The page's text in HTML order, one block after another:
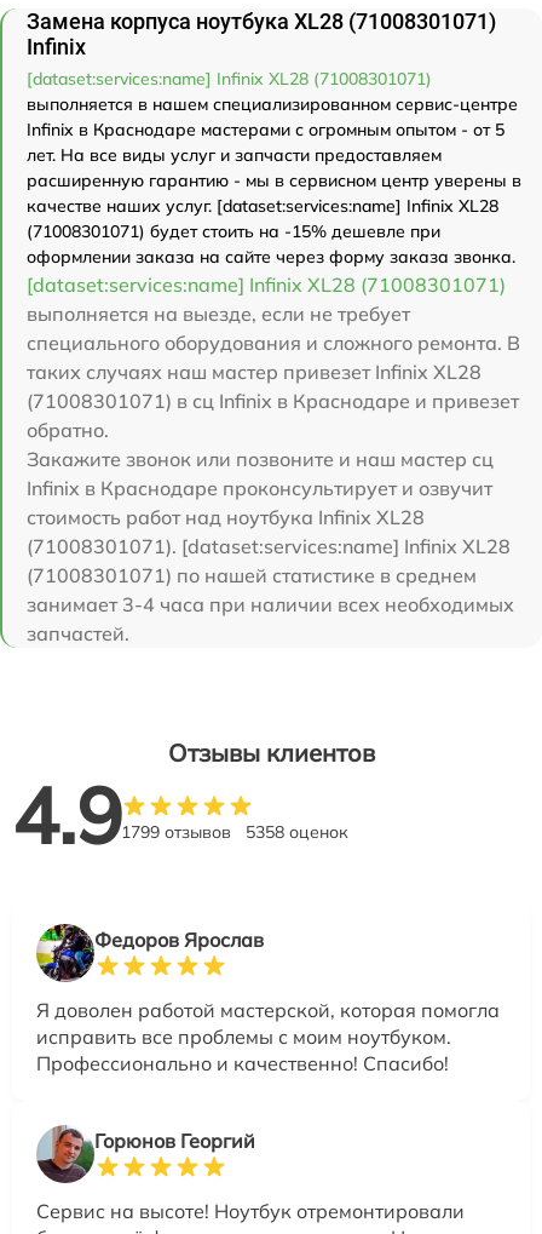
Замена корпуса ноутбука XL28 (71008301071)
Infinix
[dataset:services:name] Infinix XL28 (71008301071)
выполняется в нашем специализированном сервис-центре
Infinix в Краснодаре мастерами с огромным опытом - от 5
лет. На все виды услуг и запчасти предоставляем
расширенную гарантию - мы в сервисном центр уверены в
качестве наших услуг. [dataset:services:name] Infinix XL28
(71008301071) будет стоить на -15% дешевле при
оформлении заказа на сайте через форму заказа звонка.
[dataset:services:name] Infinix XL28 (71008301071)
выполняется на выезде, если не требует
специального оборудования и сложного ремонта. В
таких случаях наш мастер привезет Infinix XL28
(71008301071) в сц Infinix в Краснодаре и привезет
обратно.
Закажите звонок или позвоните и наш мастер сц
Infinix в Краснодаре проконсультирует и озвучит
стоимость работ над ноутбука Infinix XL28
(71008301071). [dataset:services:name] Infinix XL28
(71008301071) по нашей статистике в среднем
занимает 3-4 часа при наличии всех необходимых
запчастей.
Отзывы клиентов
4.91799 отзывов 5358 оценок
Федоров Ярослав
Я доволен работой мастерской, которая помогла
исправить все проблемы с моим ноутбуком.
Профессионально и качественно! Спасибо!
Горюнов Георгий
Сервис на высоте! Ноутбук отремонтировали